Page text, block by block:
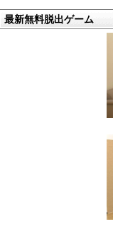
最新無料脱出ゲーム